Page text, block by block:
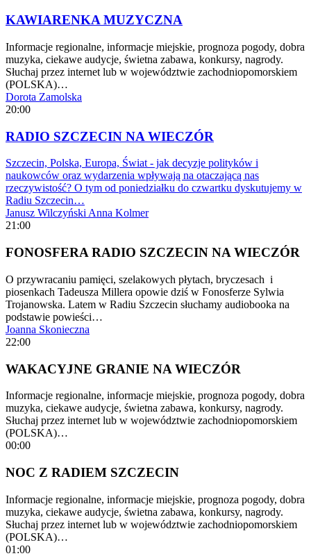
KAWIARENKA MUZYCZNA
Informacje regionalne, informacje miejskie, prognoza pogody, dobra
muzyka, ciekawe audycje, świetna zabawa, konkursy, nagrody.
Słuchaj przez internet lub w województwie zachodniopomorskiem
(POLSKA)…
Dorota Zamolska
20:00
RADIO SZCZECIN NA WIECZÓR
Szczecin, Polska, Europa, Świat - jak decyzje polityków i
naukowców oraz wydarzenia wpływają na otaczającą nas
rzeczywistość? O tym od poniedziałku do czwartku dyskutujemy w
Radiu Szczecin…
Janusz WilczyńskiAnna Kolmer
21:00
FONOSFERA RADIO SZCZECIN NA WIECZÓR
O przywracaniu pamięci, szelakowych płytach, bryczesach i
piosenkach Tadeusza Millera opowie dziś w Fonosferze Sylwia
Trojanowska. Latem w Radiu Szczecin słuchamy audiobooka na
podstawie powieści…
Joanna Skonieczna
22:00
WAKACYJNE GRANIE NA WIECZÓR
Informacje regionalne, informacje miejskie, prognoza pogody, dobra
muzyka, ciekawe audycje, świetna zabawa, konkursy, nagrody.
Słuchaj przez internet lub w województwie zachodniopomorskiem
(POLSKA)…
00:00
NOC Z RADIEM SZCZECIN
Informacje regionalne, informacje miejskie, prognoza pogody, dobra
muzyka, ciekawe audycje, świetna zabawa, konkursy, nagrody.
Słuchaj przez internet lub w województwie zachodniopomorskiem
(POLSKA)…
01:00